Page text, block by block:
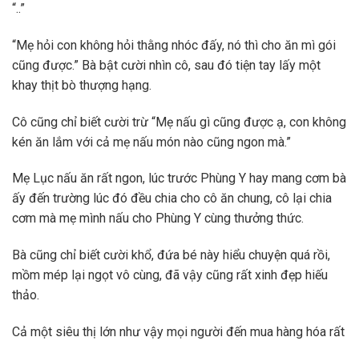
“..”
“Mẹ hỏi con không hỏi thằng nhóc đấy, nó thì cho ăn mì gói
cũng được.” Bà bật cười nhìn cô, sau đó tiện tay lấy một
khay thịt bò thượng hạng.
Cô cũng chỉ biết cười trừ “Mẹ nấu gì cũng được ạ, con không
kén ăn lắm với cả mẹ nấu món nào cũng ngon mà.”
Mẹ Lục nấu ăn rất ngon, lúc trước Phùng Y hay mang cơm bà
ấy đến trường lúc đó đều chia cho cô ăn chung, cô lại chia
cơm mà mẹ mình nấu cho Phùng Y cùng thưởng thức.
Bà cũng chỉ biết cười khổ, đứa bé này hiểu chuyện quá rồi,
mồm mép lại ngọt vô cùng, đã vậy cũng rất xinh đẹp hiếu
thảo.
Cả một siêu thị lớn như vậy mọi người đến mua hàng hóa rất